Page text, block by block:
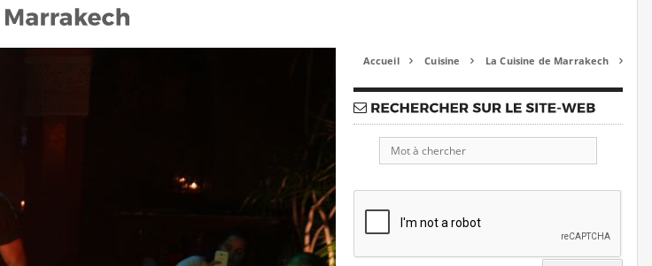
Accueil  Cuisine  La Cuisine de Marrakech 